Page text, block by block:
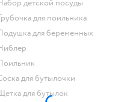
набор детской посуды
трубочка для поильника
подушка для беременных
ниблер
поильник
соска для бутылочки
щетка для бутылок